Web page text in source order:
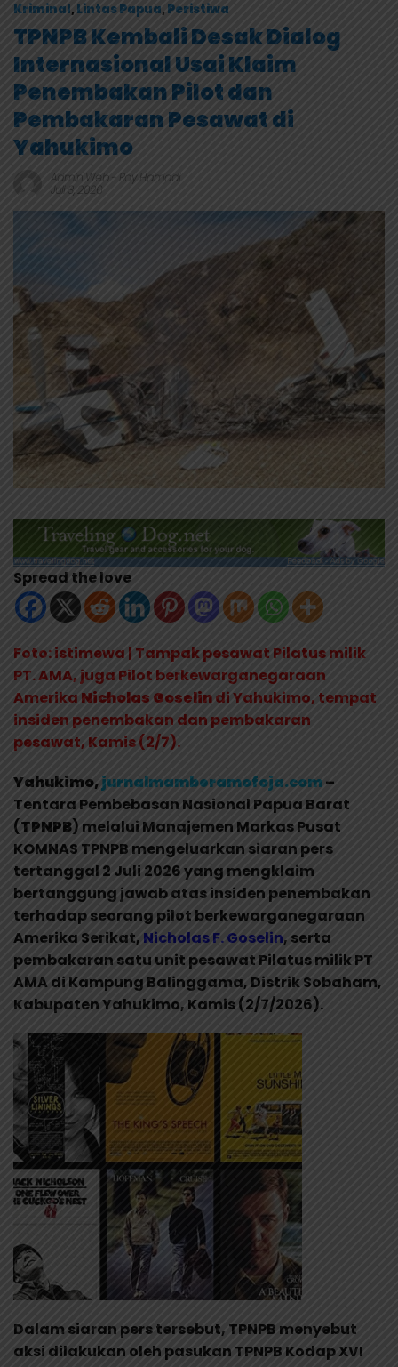
Kriminal,Lintas Papua,Peristiwa
TPNPB Kembali Desak Dialog
Internasional Usai Klaim
Penembakan Pilot dan
Pembakaran Pesawat di
Yahukimo
Admin Web- Roy Hamadi
Juli 3, 2026
Spread the love
Foto: istimewa | Tampak pesawat Pilatus milik
PT. AMA, juga Pilot berkewarganegaraan
Amerika Nicholas Goselindi Yahukimo, tempat
insiden penembakan dan pembakaran
pesawat, Kamis (2/7).
Yahukimo,jurnalmamberamofoja.com–
Tentara Pembebasan Nasional Papua Barat
(TPNPB) melalui Manajemen Markas Pusat
KOMNAS TPNPB mengeluarkan siaran pers
tertanggal 2 Juli 2026 yang mengklaim
bertanggung jawab atas insiden penembakan
terhadap seorang pilot berkewarganegaraan
Amerika Serikat, Nicholas F. Goselin, serta
pembakaran satu unit pesawat Pilatus milik PT
AMA di Kampung Balinggama, Distrik Sobaham,
Kabupaten Yahukimo, Kamis (2/7/2026).
Dalam siaran pers tersebut, TPNPB menyebut
aksi dilakukan oleh pasukan TPNPB Kodap XVI